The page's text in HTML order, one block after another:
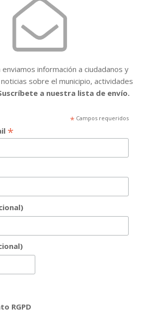
enviamos información a ciudadanos y
sobre el municipio, actividades
a nuestra lista de envío.
*Campos requeridos
*
RGPD